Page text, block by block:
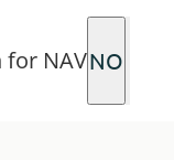
for NAVNO